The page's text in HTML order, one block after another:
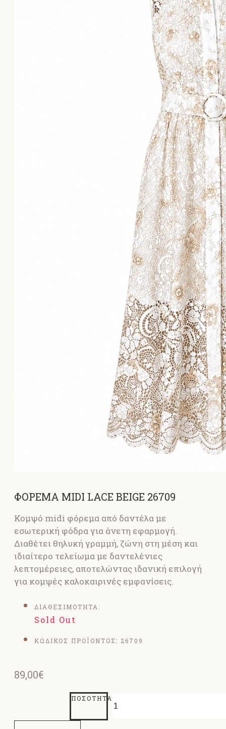
Το καλάθι αγορών είναι άδειο!
ΦΟΡΕΜΑ MIDI LACE BEIGE 26709
Κομψό midi φόρεμα από δαντέλα με
εσωτερική φόδρα για άνετη εφαρμογή.
Διαθέτει θηλυκή γραμμή, ζώνη στη μέση και
ιδιαίτερο τελείωμα με δαντελένιες
λεπτομέρειες, αποτελώντας ιδανική επιλογή
για κομψές καλοκαιρινές εμφανίσεις.
ΔΙΑΘΕΣΙΜΟΤΗΤΑ:
Sold Out
ΚΩΔΙΚΟΣ ΠΡΟΪΟΝΤΟΣ: 26709
89,00€
ΠΟΣΌΤΗΤΑ